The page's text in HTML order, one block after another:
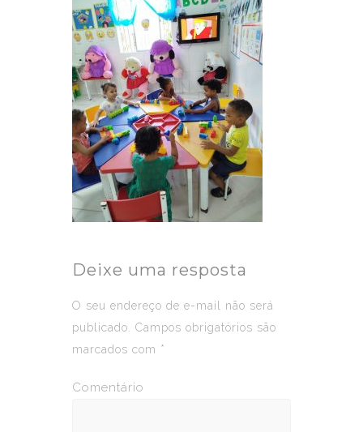
Deixe uma resposta
O seu endereço de e-mail não será
publicado.
Campos obrigatórios são
marcados com *
Comentário